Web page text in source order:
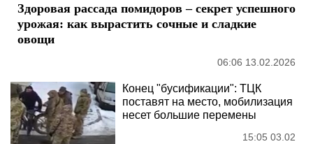
Здоровая рассада помидоров – секрет успешного
урожая: как вырастить сочные и сладкие
овощи
06:06 13.02.2026
Конец "бусификации": ТЦК
поставят на место, мобилизация
несет большие перемены
15:05 03.02